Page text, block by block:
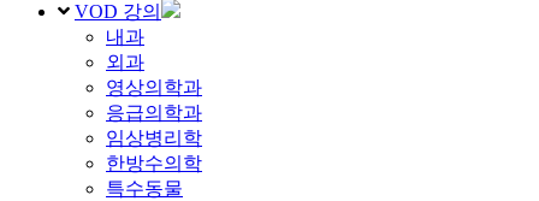
VOD 강의
내과
외과
영상의학과
응급의학과
임상병리학
한방수의학
특수동물